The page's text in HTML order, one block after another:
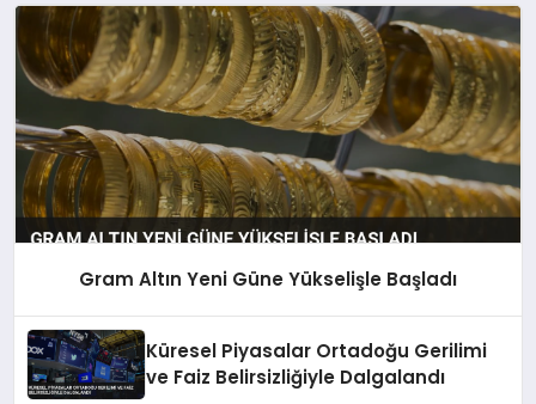
Gram Altın Yeni Güne Yükselişle Başladı
Küresel Piyasalar Ortadoğu Gerilimi
ve Faiz Belirsizliğiyle Dalgalandı